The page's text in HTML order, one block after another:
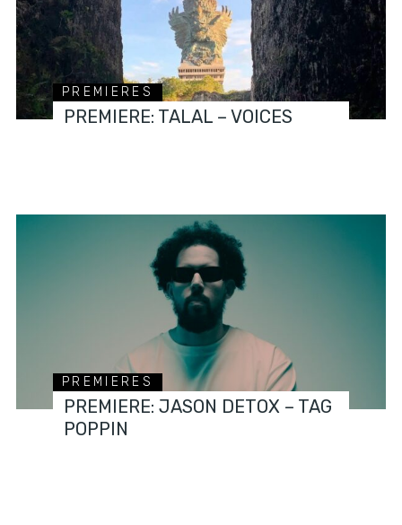
PREMIERES
PREMIERE: TALAL – VOICES
PREMIERES
PREMIERE: JASON DETOX – TAG
POPPIN